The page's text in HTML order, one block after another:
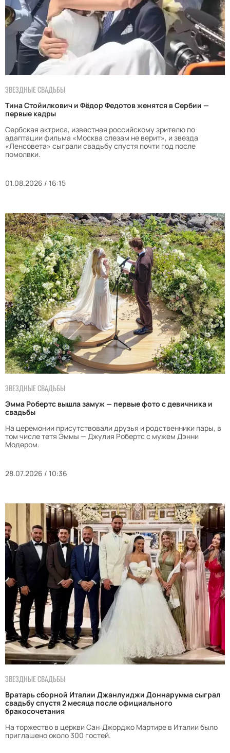
ЗВЕЗДНЫЕ СВАДЬБЫ
Тина Стойилкович и Фёдор Федотов женятся в Сербии —
первые кадры
Сербская актриса, известная российскому зрителю по
адаптации фильма «Москва слезам не верит», и звезда
«Ленсовета» сыграли свадьбу спустя почти год после
помолвки.
01.08.2026 / 16:15
ЗВЕЗДНЫЕ СВАДЬБЫ
Эмма Робертс вышла замуж — первые фото с девичника и
свадьбы
На церемонии присутствовали друзья и родственники пары, в
том числе тетя Эммы — Джулия Робертс с мужем Дэнни
Модером.
28.07.2026 / 10:36
ЗВЕЗДНЫЕ СВАДЬБЫ
Вратарь сборной Италии Джанлуиджи Доннарумма сыграл
свадьбу спустя 2 месяца после официального
бракосочетания
На торжество в церкви Сан‑Джорджо Мартире в Италии было
приглашено около 300 гостей.